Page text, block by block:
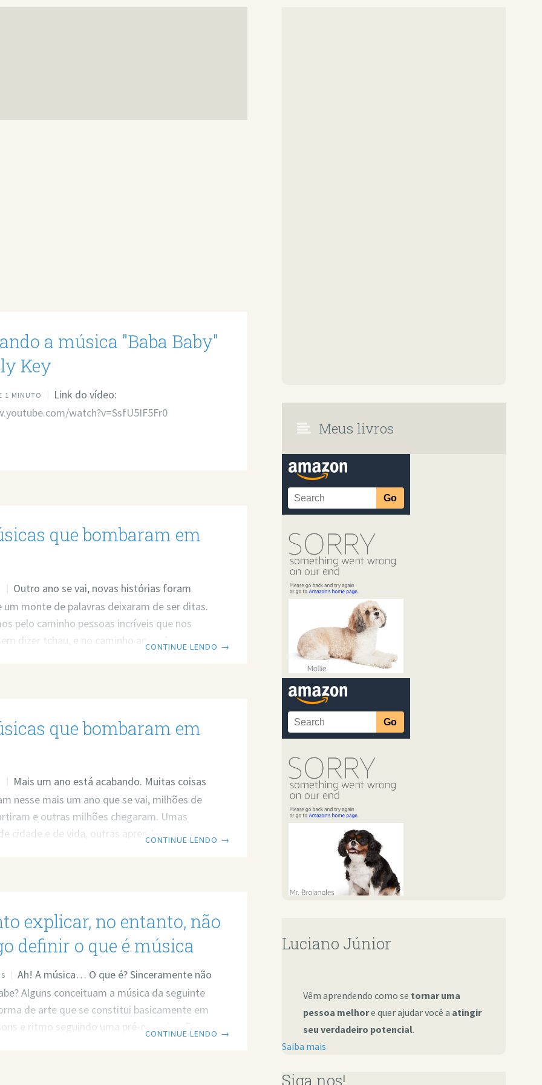
a música "Baba Baby"
Key
1 MINUTO
Link do vídeo:
watch?v=SsfU5IF5Fr0
que bombaram em
Outro ano se vai, novas histórias foram
um monte de palavras deixaram de ser ditas.
pelo caminho pessoas incríveis que nos
dizer tchau, e no caminho aprendemos
nos marcaram durante 2014 dois DJs
mashup musical, mistura de
CONTINUE LENDO →
que bombaram em
Mais um ano está acabando. Muitas coisas
nesse mais um ano que se vai, milhões de
e outras milhões chegaram. Umas
cidade e de vida, outras aprenderam com
dois DJs fazem todos os anos
CONTINUE LENDO →
explicar, no entanto, não
definir o que é música
Ah! A música… O que é? Sinceramente não
Alguns conceituam a música da seguinte
de arte que se constitui basicamente em
e ritmo seguindo uma pré-organização ao
CONTINUE LENDO →
Meus livros
Luciano Júnior
Vêm aprendendo como se tornar uma
pessoa melhore quer ajudar você a atingir
seu verdadeiro potencial.
Saiba mais
Siga nos!